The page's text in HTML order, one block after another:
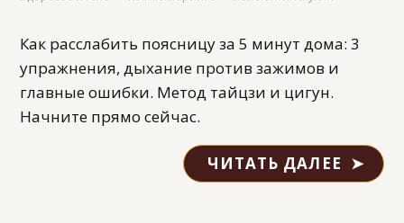
Как расслабить поясницу за 5 минут дома: 3
упражнения, дыхание против зажимов и
главные ошибки. Метод тайцзи и цигун.
Начните прямо сейчас.
ЧИТАТЬ ДАЛЕЕ